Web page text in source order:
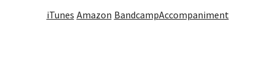
iTunes Amazon BandcampAccompaniment